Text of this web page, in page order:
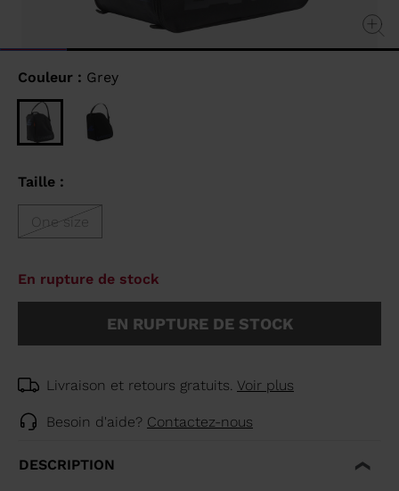
Couleur : Grey
Taille :
One size
En rupture de stock
EN RUPTURE DE STOCK
Livraison et retours gratuits. Voir plus
Besoin d'aide? Contactez-nous
DESCRIPTION